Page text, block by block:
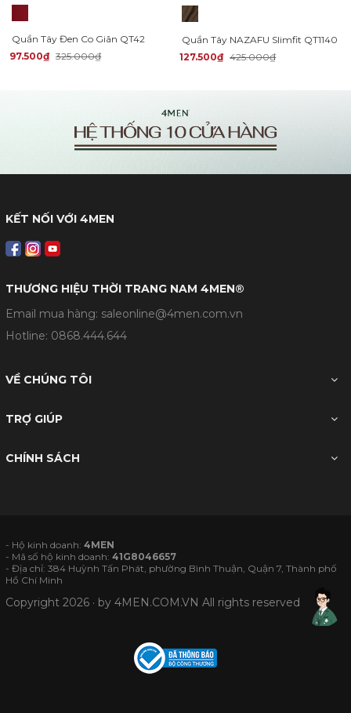
Quần Tây Đen Co Giãn QT42
97.500₫ 325.000₫
Quần Tây NAZAFU Slimfit QT1140
127.500₫ 425.000₫
KẾT NỐI VỚI 4MEN
THƯƠNG HIỆU THỜI TRANG NAM 4MEN®
Email mua hàng: saleonline@4men.com.vn
Hotline: 0868.444.644
VỀ CHÚNG TÔI
TRỢ GIÚP
CHÍNH SÁCH
- Hộ kinh doanh:4MEN
- Mã số hộ kinh doanh:41G8046657
- Địa chỉ: 384 Huỳnh Tấn Phát, phường Bình Thuận, Quận 7, Thành phố
Hồ Chí Minh
Copyright 2026 · by4MEN.COM.VN All rights reserved